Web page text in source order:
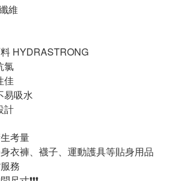
維
HYDRASTRONG
氯
佳
易吸水
計
考量
衣褲、襪子、運動護具等貼身用品
務